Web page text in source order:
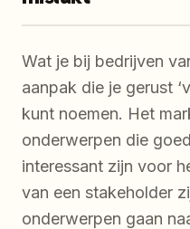
Wat je bij bedrijven
aanpak die je gerust
kunt noemen. Het
onderwerpen die
interessant zijn voor
van een stakeholder
onderwerpen gaan